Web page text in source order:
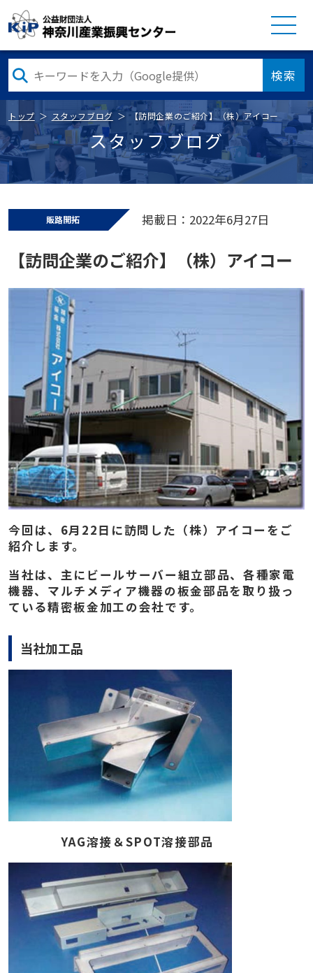
検索
トップ スタッフブログ 【訪問企業のご紹介】（株）アイコー
スタッフブログ
販路開拓 掲載日：2022年6月27日
【訪問企業のご紹介】（株）アイコー
今回は、6月22日に訪問した（株）アイコーをご
紹介します。
当社は、主にビールサーバー組立部品、各種家電
機器、マルチメディア機器の板金部品を取り扱っ
ている精密板金加工の会社です。
当社加工品
YAG溶接＆SPOT溶接部品